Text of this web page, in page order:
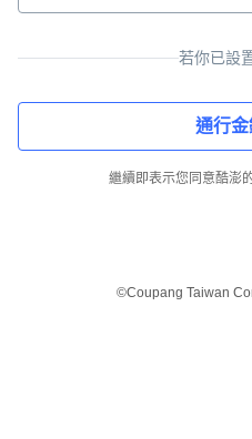
若你已設
通行
繼續即表示您同意酷澎
©Coupang Taiwan